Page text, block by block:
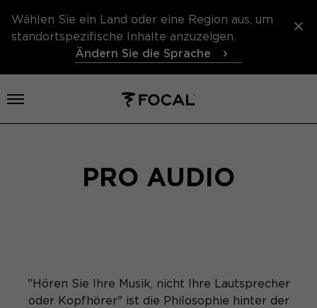
Wählen Sie ein Land oder eine Region aus, um
standortspezifische Inhalte anzuzeigen.
Ändern Sie die Sprache
Menü öffnen
PRO AUDIO
"Hören Sie Ihre Musik, nicht Ihre Lautsprecher
oder Kopfhörer" ist die Philosophie hinter der